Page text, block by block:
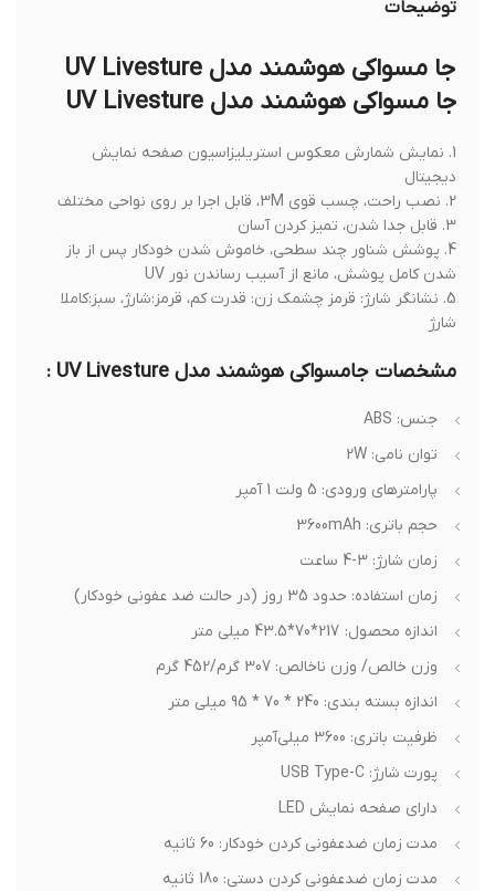
توضیحات
جا مسواکی هوشمند مدل UV Livesture
جا مسواکی هوشمند مدل UV Livesture
1. نمایش شمارش معکوس استریلیزاسیون صفحه نمایش
دیجیتال
4. پوشش شناور چند سطحی، خاموش شدن خودکار پس از باز
شدن کامل پوشش، مانع از آسیب رساندن نور UV
5. نشانگر شارژ: قرمز چشمک زن: قدرت کم، قرمز:شارژ، سبز:کاملا
مشخصات جامسواکی هوشمند مدل UV Livesture :
جنس: ABS
توان نامی: 2W
پارامترهای ورودی: 5 ولت 1 آمپر
حجم باتری: 3600mAh
زمان شارژ: 3-4 ساعت
زمان استفاده: حدود 35 روز (در حالت ضد عفونی خودکار)
اندازه محصول: 217*70*43.5 میلی متر
وزن خالص/ وزن ناخالص: 307 گرم/452 گرم
اندازه بسته بندی: 240 * 70 * 95 میلی متر
ظرفیت باتری: 3600 میلی‌آمپر
پورت شارژ: USB Type-C
دارای صفحه نمایش LED
مدت زمان ضدعفونی کردن خودکار: 60 ثانیه
مدت زمان ضدعفونی کردن دستی: 180 ثانیه